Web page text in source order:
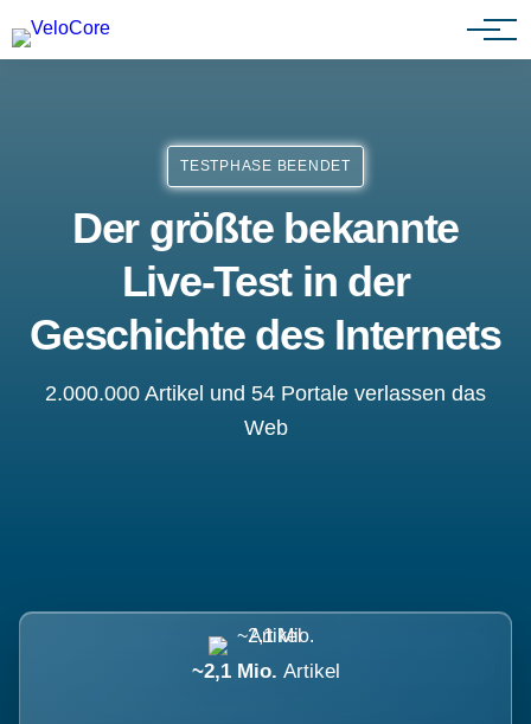
Partnerprogramm
TESTPHASE BEENDET
Der größte bekannte
Live-Test in der
Geschichte des Internets
2.000.000 Artikel und 54 Portale verlassen das
Web
~2,1 Mio. Artikel